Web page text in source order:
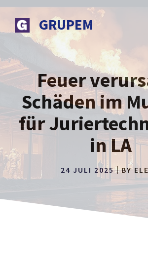
Zum
Inhalt
springen
GRUPEM
Feuer
Schäden im
für
in LA
24 JULI 2025 BY